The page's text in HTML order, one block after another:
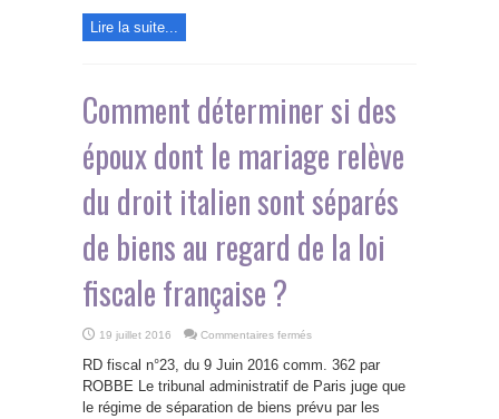
la
dolce
vita
Lire la suite...
Comment déterminer si des
époux dont le mariage relève
du droit italien sont séparés
de biens au regard de la loi
fiscale française ?
19 juillet 2016 Commentaires fermés
déterminer
si
des
époux
dont
RD fiscal n°23, du 9 Juin 2016 comm. 362 par
ROBBE Le tribunal administratif de Paris juge que
le régime de séparation de biens prévu par les